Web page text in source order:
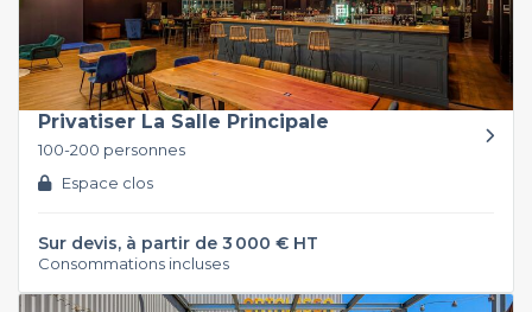
Privatiser La Salle Principale
100-200 personnes
Espace clos
Sur devis, à partir de 3 000 € HT
Consommations incluses